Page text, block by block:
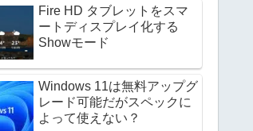
Fire HD タブレットをスマ
ートディスプレイ化する
Showモード
Windows 11は無料アップグ
レード可能だがスペックに
よって使えない？